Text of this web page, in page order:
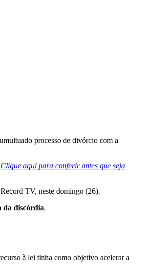
processo de divórcio com a
Clique aqui para conferir antes que seja
TV, neste domingo (26).
da discórdia.
à lei tinha como objetivo acelerar a